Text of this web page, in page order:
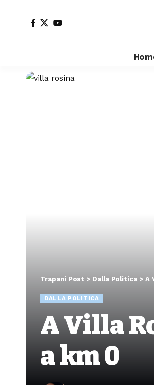
Trapani Post > Dalla Politica > A
DALLA POLITICA
A Villa
a km 0